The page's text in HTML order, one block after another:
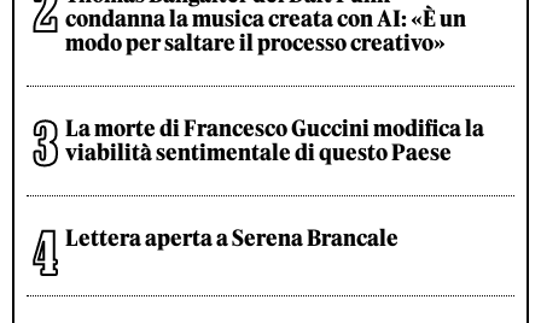
condanna la musica creata con AI: «È un
modo per saltare il processo creativo»
La morte di Francesco Guccini modifica la
viabilità sentimentale di questo Paese
Lettera aperta a Serena Brancale